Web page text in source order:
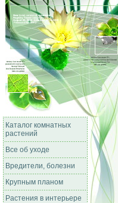
Каталог комнатных
растений
Все об уходе
Вредители, болезни
Крупным планом
Растения в интерьере